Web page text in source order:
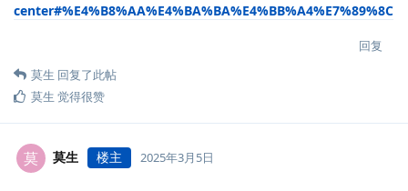
center#%E4%B8%AA%E4%BA%BA%E4%BB%A4%E7%89%8C
回复
莫生 回复了此帖
莫生 觉得很赞
莫 莫生 楼主 2025年3月5日